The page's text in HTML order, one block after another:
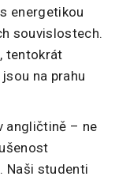
energetikou
souvislostech.
tentokrát
na prahu
angličtině – ne
Naši studenti